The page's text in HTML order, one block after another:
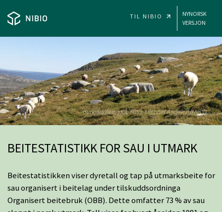
TIL NIBIO
NYNORSK
VERSJON
Byrkjedalen, Hol. Foto: Michael Angeloff/NIBIO
BEITESTATISTIKK FOR SAU I UTMARK
Beitestatistikken viser dyretall og tap på utmarksbeite for
sau organisert i beitelag under tilskuddsordninga
Organisert beitebruk (OBB). Dette omfatter 73 % av sau